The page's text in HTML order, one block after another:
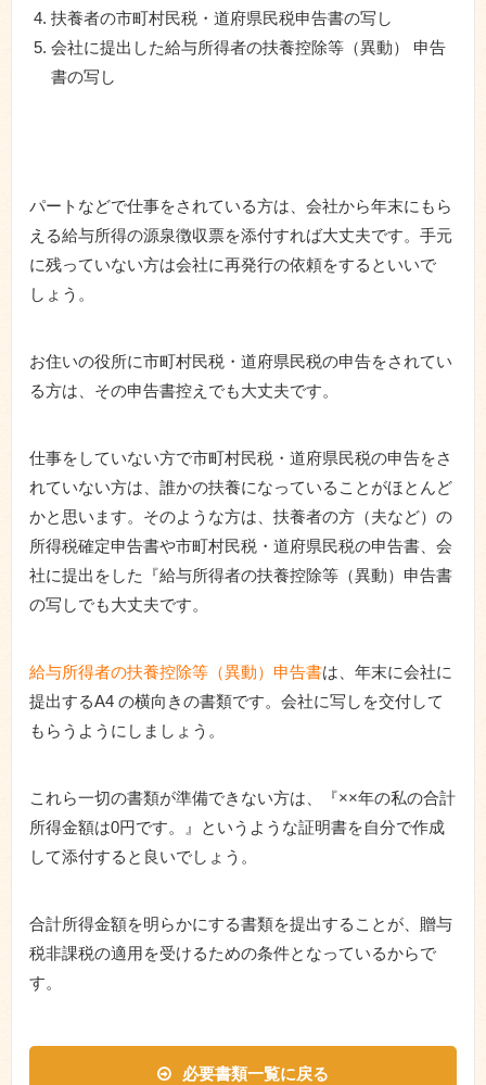
扶養者の市町村民税・道府県民税申告書の写し
会社に提出した給与所得者の扶養控除等（異動） 申告
書の写し
パートなどで仕事をされている方は、会社から年末にもら
える給与所得の源泉徴収票を添付すれば大丈夫です。手元
に残っていない方は会社に再発行の依頼をするといいで
しょう。
お住いの役所に市町村民税・道府県民税の申告をされてい
る方は、その申告書控えでも大丈夫です。
仕事をしていない方で市町村民税・道府県民税の申告をさ
れていない方は、誰かの扶養になっていることがほとんど
かと思います。そのような方は、扶養者の方（夫など）の
所得税確定申告書や市町村民税・道府県民税の申告書、会
社に提出をした『給与所得者の扶養控除等（異動）申告書
の写しでも大丈夫です。
給与所得者の扶養控除等（異動）申告書は、年末に会社に
提出するA4 の横向きの書類です。会社に写しを交付して
もらうようにしましょう。
これら一切の書類が準備できない方は、『××年の私の合計
所得金額は0円です。』というような証明書を自分で作成
して添付すると良いでしょう。
合計所得金額を明らかにする書類を提出することが、贈与
税非課税の適用を受けるための条件となっているからで
す。
必要書類一覧に戻る